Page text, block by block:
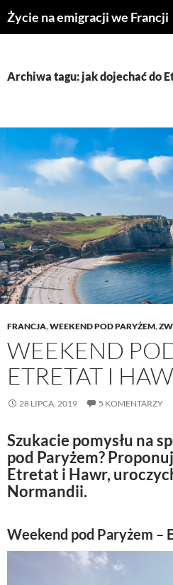
Przejdź
doŻycie na emigracji we Francji
Archiwa tagu: jak dojechać do
FRANCJA,WEEKEND POD PARYŻEM,
WEEKEND
ETRETAT I
28 LIPCA, 2019 5 KOMENTARZY
Szukacie pomysłu na
pod Paryżem?
Etretat i Hawr,
Normandii.
Weekend pod Paryżem –